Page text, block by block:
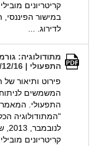
קריטריונים
במישור
לדירוג. ...
מתודולוגיה:
התפעולי | 14/12/16
פירוט ותיאור
המשמשים לניתוח
התפעולי.
קריטריונים